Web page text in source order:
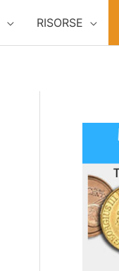
RISORSE